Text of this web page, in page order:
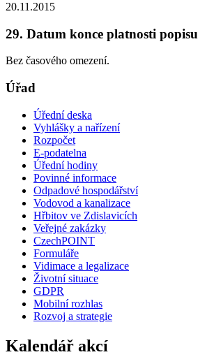
20.11.2015
29. Datum konce platnosti popisu
Bez časového omezení.
Úřad
Úřední deska
Vyhlášky a nařízení
Rozpočet
E-podatelna
Úřední hodiny
Povinné informace
Odpadové hospodářství
Vodovod a kanalizace
Hřbitov ve Zdislavicích
Veřejné zakázky
CzechPOINT
Formuláře
Vidimace a legalizace
Životní situace
GDPR
Mobilní rozhlas
Rozvoj a strategie
Kalendář akcí